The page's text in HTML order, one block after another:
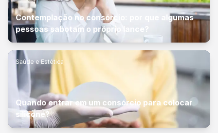
Contemplação no consórcio: por que algumas
pessoas sabotam o próprio lance?
Saúde e Estética
Quando entrar em um consórcio para colocar
silicone?